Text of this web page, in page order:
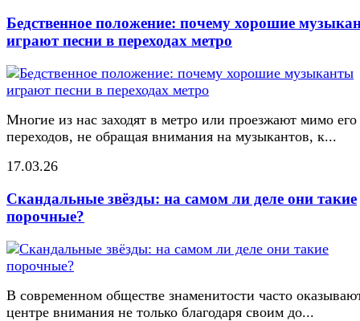
Бедственное положение: почему хорошие
играют песни в переходах метро
Многие из нас заходят в метро или проезжают мимо его
переходов, не обращая внимания на музыкантов, к...
17.03.26
Скандальные звёзды: на самом ли деле они такие
порочные?
В современном обществе знаменитости часто
центре внимания не только благодаря своим до...